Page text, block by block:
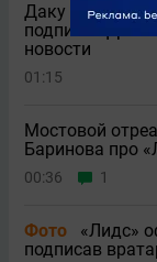
Даку в
подписал
новости
01:15
Мостовой
Баринова про
00:36 1
Фото
«Лидс»
подписав